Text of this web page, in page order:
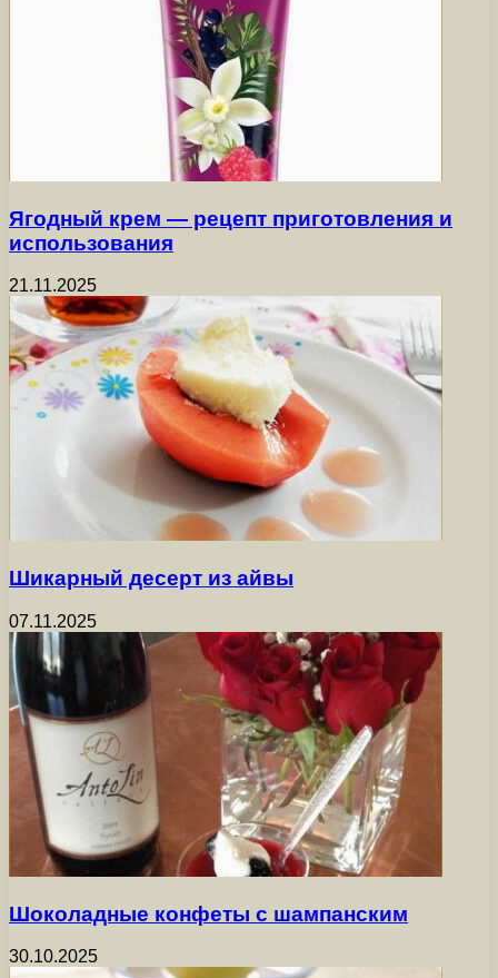
Ягодный крем — рецепт приготовления и
использования
21.11.2025
Шикарный десерт из айвы
07.11.2025
Шоколадные конфеты с шампанским
30.10.2025